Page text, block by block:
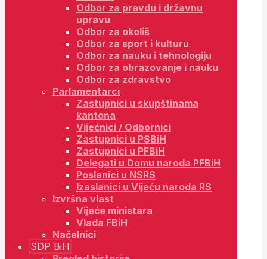
Odbor za pravdu i državnu
upravu
Odbor za okoliš
Odbor za sport i kulturu
Odbor za nauku i tehnologiju
Odbor za obrazovanje i nauku
Odbor za zdravstvo
Parlamentarci
Zastupnici u skupštinama
kantona
Vijećnici / Odbornici
Zastupnici u PSBiH
Zastupnici u PFBiH
Delegati u Domu naroda PFBiH
Poslanici u NSRS
Izaslanici u Vijeću naroda RS
Izvršna vlast
Vijeće ministara
Vlada FBiH
Načelnici
SDP BiH